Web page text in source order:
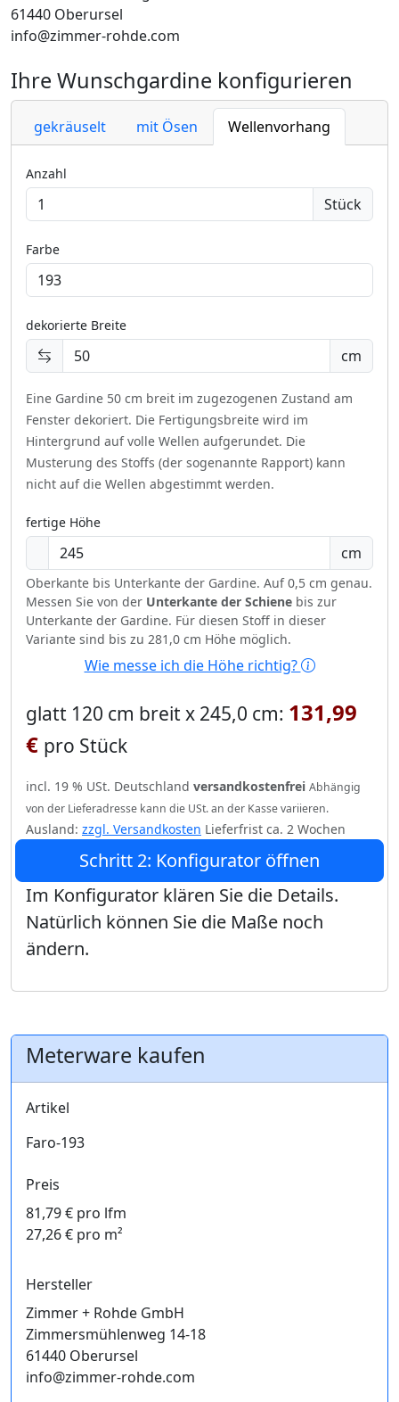
61440 Oberursel
info@zimmer-rohde.com
Ihre Wunschgardine konfigurieren
gekräuselt mit Ösen Wellenvorhang
Anzahl
Stück
Farbe
dekorierte Breite
cm
Eine Gardine 50 cm breit im zugezogenen Zustand am
Fenster dekoriert. Die Fertigungsbreite wird im
Hintergrund auf volle Wellen aufgerundet. Die
Musterung des Stoffs (der sogenannte Rapport) kann
nicht auf die Wellen abgestimmt werden.
fertige Höhe
cm
Oberkante bis Unterkante der Gardine. Auf 0,5 cm genau.
Messen Sie von der Unterkante der Schiene bis zur
Unterkante der Gardine. Für diesen Stoff in dieser
Variante sind bis zu 281,0 cm Höhe möglich.
Wie messe ich die Höhe richtig?
glatt 120 cm breit x 245,0 cm: 131,99
€ pro Stück
incl. 19 % USt. Deutschland versandkostenfrei Abhängig
von der Lieferadresse kann die USt. an der Kasse variieren.
Ausland: zzgl. Versandkosten Lieferfrist ca. 2 Wochen
Schritt 2: Konfigurator öffnen
Im Konfigurator klären Sie die Details.
Natürlich können Sie die Maße noch
ändern.
Meterware kaufen
Artikel
Faro-193
Preis
81,79 € pro lfm
27,26 € pro m²
Hersteller
Zimmer + Rohde GmbH
Zimmersmühlenweg 14-18
61440 Oberursel
info@zimmer-rohde.com